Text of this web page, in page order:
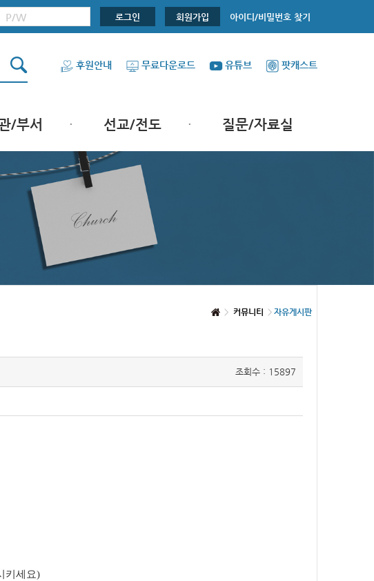
로그인 회원가입 아이디/비밀번호 찾기
후원안내 무료다운로드 유튜브 팟캐스트
/부서 선교/전도 질문/자료실
커뮤니티 자유게시판
조회수 : 15897
키세요)